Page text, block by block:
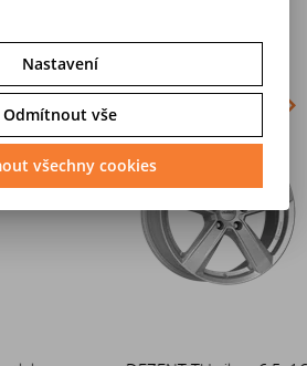
Nastavení
Odmítnout vše
všechny cookies